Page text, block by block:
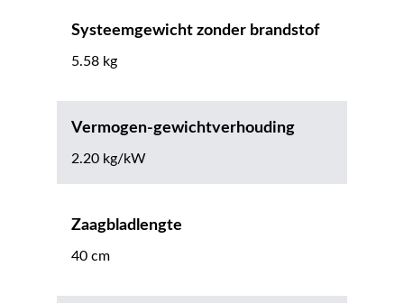
Systeemgewicht zonder brandstof
5.58 kg
Vermogen-gewichtverhouding
2.20 kg/kW
Zaagbladlengte
40 cm